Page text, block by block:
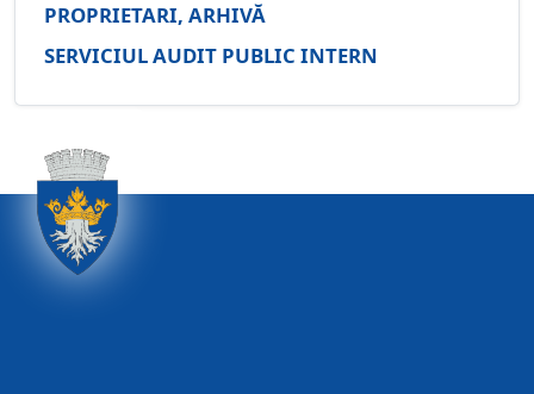
PROPRIETARI, ARHIVĂ
SERVICIUL AUDIT PUBLIC INTERN